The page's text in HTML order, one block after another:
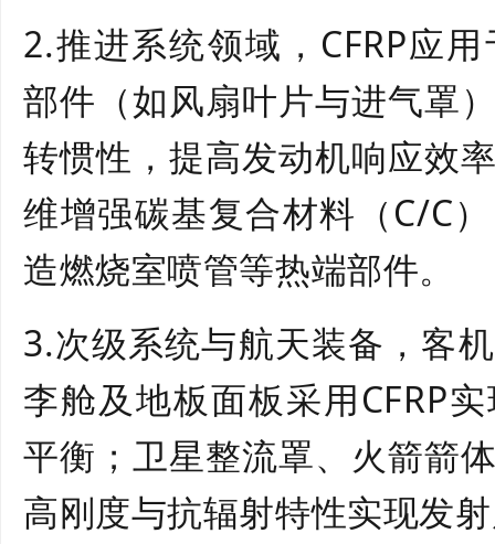
2.推进系统领域， CFRP应
部件（如风扇叶片与进气罩
转惯性，提高发动机响应效
维增强碳基复合材料（C/C
造燃烧室喷管等热端部件。
3.次级系统与航天装备，客
李舱及地板面板采用CFRP
平衡；卫星整流罩、火箭箭
高刚度与抗辐射特性实现发